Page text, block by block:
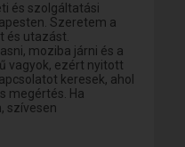
és szolgáltatási
Szeretem a
és utazást.
moziba járni és a
vagyok, ezért nyitott
keresek, ahol
megértés. Ha
szívesen